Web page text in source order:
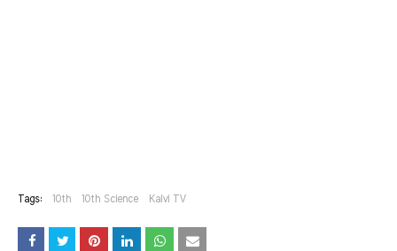
Tags: 10th 10th Science Kalvi TV